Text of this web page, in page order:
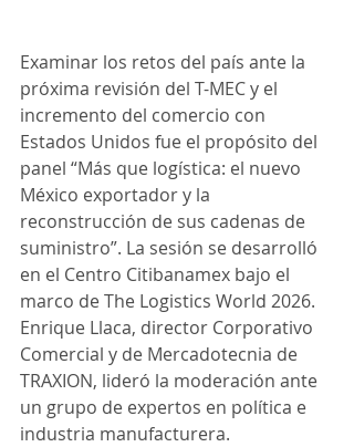
Examinar los retos del país ante la
próxima revisión del T-MEC y el
incremento del comercio con
Estados Unidos fue el propósito del
panel “Más que logística: el nuevo
México exportador y la
reconstrucción de sus cadenas de
suministro”. La sesión se desarrolló
en el Centro Citibanamex bajo el
marco de The Logistics World 2026.
Enrique Llaca, director Corporativo
Comercial y de Mercadotecnia de
TRAXION, lideró la moderación ante
un grupo de expertos en política e
industria manufacturera.